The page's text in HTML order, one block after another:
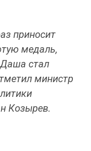
приносит
медаль,
Даша стал
министр
Козырев.